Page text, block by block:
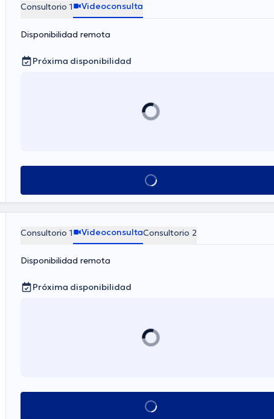
Consultorio 1 Videoconsulta
Disponibilidad remota
Próxima disponibilidad
Ver más horarios
Consultorio 1 VideoconsultaConsultorio 2
Disponibilidad remota
Próxima disponibilidad
Ver más horarios